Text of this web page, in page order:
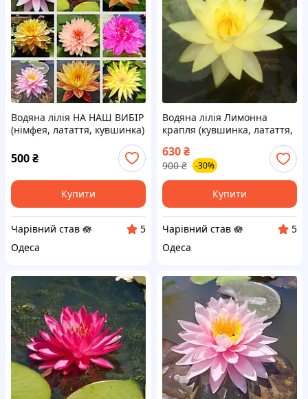
Водяна лілія НА НАШ ВИБІР
(німфея, латаття, кувшинка)
500₴
Купити
Чарівний став 🪷
5
Одеса
Водяна лілія Лимонна
крапля (кувшинка, латаття,
Дорослий кущ
630₴
900 ₴ -30%
Купити
Чарівний став 🪷
5
Одеса